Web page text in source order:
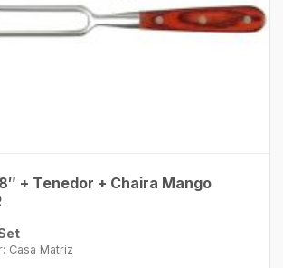
+ Tenedor + Chaira Mango
Casa Matriz